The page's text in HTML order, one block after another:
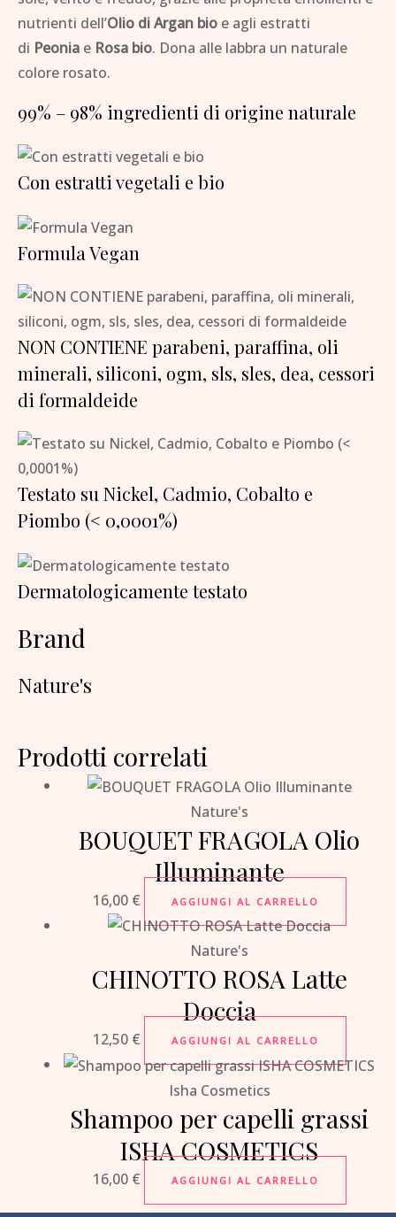
nutrienti dell’Olio di Argan bio e agli estratti
di Peonia e Rosa bio. Dona alle labbra un naturale
colore rosato.
99% – 98% ingredienti di origine naturale
Con estratti vegetali e bio
Formula Vegan
NON CONTIENE parabeni, paraffina, oli
minerali, siliconi, ogm, sls, sles, dea, cessori
di formaldeide
Testato su Nickel, Cadmio, Cobalto e
Piombo (< 0,0001%)
Dermatologicamente testato
Brand
Nature's
Prodotti correlati
Nature's
BOUQUET FRAGOLA Olio
Illuminante
16,00 € AGGIUNGI AL CARRELLO
Nature's
CHINOTTO ROSA Latte
Doccia
12,50 € AGGIUNGI AL CARRELLO
Isha Cosmetics
Shampoo per capelli grassi
ISHA COSMETICS
16,00 € AGGIUNGI AL CARRELLO